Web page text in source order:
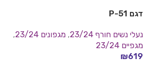
דגם P-51
נעלי נשים חורף 23/24 , מגפונים 23/24
,
מגפיים 23/24
₪619